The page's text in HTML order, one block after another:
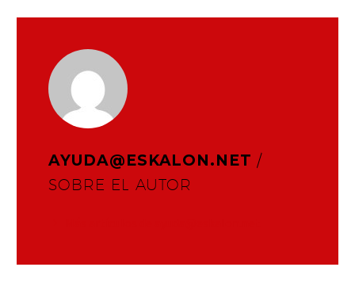
AYUDA@ESKALON.NET/
SOBRE EL AUTOR